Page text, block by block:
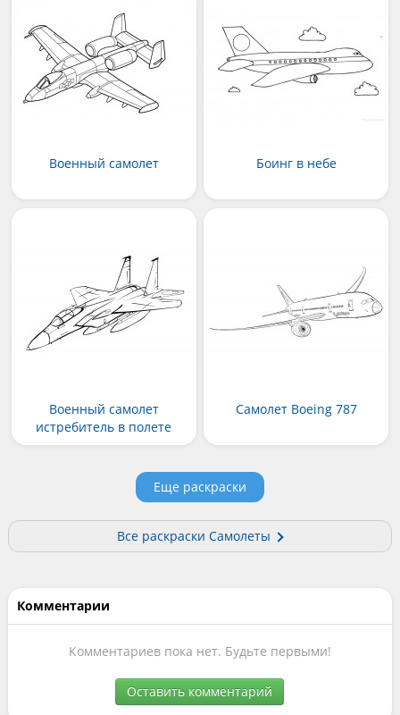
Военный самолет Боинг в небе
Военный самолет
истребитель в полете
Самолет Boeing 787
Еще раскраски
Все раскраски Самолеты
Комментарии
Комментариев пока нет. Будьте первыми!
Оставить комментарий